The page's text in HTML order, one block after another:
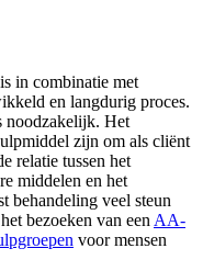
in combinatie met
en langdurig proces.
noodzakelijk. Het
zijn om als cliënt
relatie tussen het
middelen en het
behandeling veel steun
bezoeken van een AA-
voor mensen